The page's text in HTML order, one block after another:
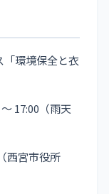
「環境保全と衣
17:00（雨天
西宮市役所